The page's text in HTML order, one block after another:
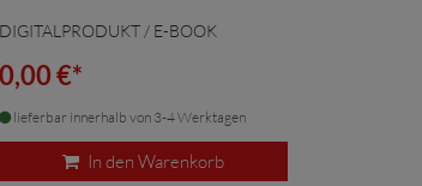
DIGITALPRODUKT / E-BOOK
0,00 €*
lieferbar innerhalb von 3-4 Werktagen
In den Warenkorb